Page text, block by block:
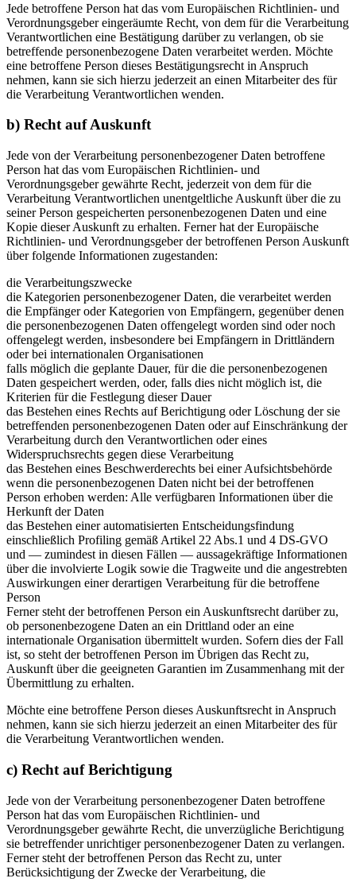
Jede betroffene Person hat das vom Europäischen Richtlinien- und
Verordnungsgeber eingeräumte Recht, von dem für die Verarbeitung
Verantwortlichen eine Bestätigung darüber zu verlangen, ob sie
betreffende personenbezogene Daten verarbeitet werden. Möchte
eine betroffene Person dieses Bestätigungsrecht in Anspruch
nehmen, kann sie sich hierzu jederzeit an einen Mitarbeiter des für
die Verarbeitung Verantwortlichen wenden.
b) Recht auf Auskunft
Jede von der Verarbeitung personenbezogener Daten betroffene
Person hat das vom Europäischen Richtlinien- und
Verordnungsgeber gewährte Recht, jederzeit von dem für die
Verarbeitung Verantwortlichen unentgeltliche Auskunft über die zu
seiner Person gespeicherten personenbezogenen Daten und eine
Kopie dieser Auskunft zu erhalten. Ferner hat der Europäische
Richtlinien- und Verordnungsgeber der betroffenen Person Auskunft
über folgende Informationen zugestanden:
die Verarbeitungszwecke
die Kategorien personenbezogener Daten, die verarbeitet werden
die Empfänger oder Kategorien von Empfängern, gegenüber denen
die personenbezogenen Daten offengelegt worden sind oder noch
offengelegt werden, insbesondere bei Empfängern in Drittländern
oder bei internationalen Organisationen
falls möglich die geplante Dauer, für die die personenbezogenen
Daten gespeichert werden, oder, falls dies nicht möglich ist, die
Kriterien für die Festlegung dieser Dauer
das Bestehen eines Rechts auf Berichtigung oder Löschung der sie
betreffenden personenbezogenen Daten oder auf Einschränkung der
Verarbeitung durch den Verantwortlichen oder eines
Widerspruchsrechts gegen diese Verarbeitung
das Bestehen eines Beschwerderechts bei einer Aufsichtsbehörde
wenn die personenbezogenen Daten nicht bei der betroffenen
Person erhoben werden: Alle verfügbaren Informationen über die
Herkunft der Daten
das Bestehen einer automatisierten Entscheidungsfindung
einschließlich Profiling gemäß Artikel 22 Abs.1 und 4 DS-GVO
und — zumindest in diesen Fällen — aussagekräftige Informationen
über die involvierte Logik sowie die Tragweite und die angestrebten
Auswirkungen einer derartigen Verarbeitung für die betroffene
Person
Ferner steht der betroffenen Person ein Auskunftsrecht darüber zu,
ob personenbezogene Daten an ein Drittland oder an eine
internationale Organisation übermittelt wurden. Sofern dies der Fall
ist, so steht der betroffenen Person im Übrigen das Recht zu,
Auskunft über die geeigneten Garantien im Zusammenhang mit der
Übermittlung zu erhalten.
Möchte eine betroffene Person dieses Auskunftsrecht in Anspruch
nehmen, kann sie sich hierzu jederzeit an einen Mitarbeiter des für
die Verarbeitung Verantwortlichen wenden.
c) Recht auf Berichtigung
Jede von der Verarbeitung personenbezogener Daten betroffene
Person hat das vom Europäischen Richtlinien- und
Verordnungsgeber gewährte Recht, die unverzügliche Berichtigung
sie betreffender unrichtiger personenbezogener Daten zu verlangen.
Ferner steht der betroffenen Person das Recht zu, unter
Berücksichtigung der Zwecke der Verarbeitung, die